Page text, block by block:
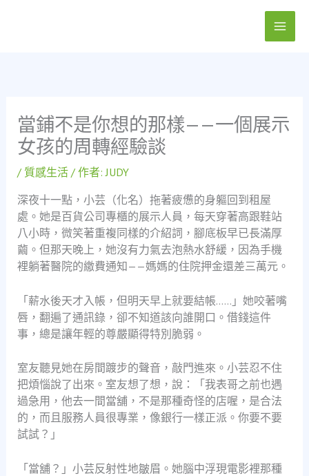
當鋪不是你想的那樣——一個展示
女孩的周轉經驗談
/ 質感生活/ 作者:JUDY
深夜十一點，小芸（化名）拖著疲憊的身軀回到租屋
處。她是百貨公司專櫃的展示人員，每天穿著高跟鞋站
八小時，微笑著重複同樣的介紹詞，腳底板早已長滿厚
繭。但那天晚上，她沒有力氣去泡熱水舒緩，因為手機
裡躺著醫院的繳費通知——媽媽的住院押金還差三萬元。
「薪水後天才入帳，但明天早上就要結帳……」她咬著嘴
唇，翻遍了通訊錄，卻不知道該向誰開口。借錢這件
事，總是讓年輕的尊嚴顯得特別脆弱。
室友聽見她在房間踱步的聲音，敲門進來。小芸忍不住
把煩惱說了出來。室友想了想，說：「我表哥之前也遇
過急用，他去一間當舖，不是那種奇怪的店喔，是合法
的，而且服務人員很專業，像銀行一樣正派。你要不要
試試？」
「當舖？」小芸反射性地皺眉。她腦中浮現電影裡那種